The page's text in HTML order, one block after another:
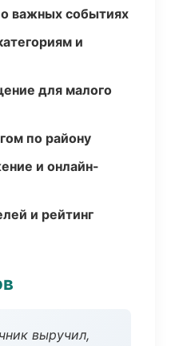
важных событиях
и
для малого
по району
и онлайн-
и рейтинг
выручил,